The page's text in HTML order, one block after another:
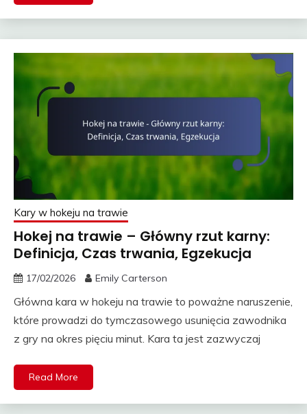
Kary w hokeju na trawie
Hokej na trawie – Główny rzut karny:
Definicja, Czas trwania, Egzekucja
17/02/2026 Emily Carterson
Główna kara w hokeju na trawie to poważne naruszenie,
które prowadzi do tymczasowego usunięcia zawodnika
z gry na okres pięciu minut. Kara ta jest zazwyczaj
Read More